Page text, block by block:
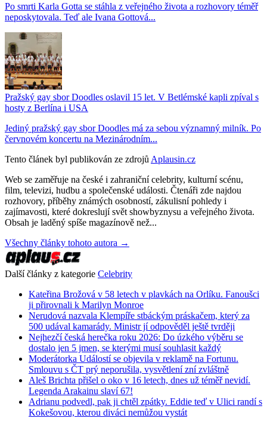
Po smrti Karla Gotta se stáhla z veřejného života a rozhovory téměř
neposkytovala. Teď ale Ivana Gottová...
Pražský gay sbor Doodles oslavil 15 let. V Betlémské kapli zpíval s
hosty z Berlína i USA
Jediný pražský gay sbor Doodles má za sebou významný milník. Po
červnovém koncertu na Mezinárodním...
Tento článek byl publikován ze zdrojů Aplausin.cz
Web se zaměřuje na české i zahraniční celebrity, kulturní scénu,
film, televizi, hudbu a společenské události. Čtenáři zde najdou
rozhovory, příběhy známých osobností, zákulisní pohledy i
zajímavosti, které dokreslují svět showbyznysu a veřejného života.
Obsah je laděný spíše magazínově než...
Všechny články tohoto autora →
Další články z kategorie Celebrity
Kateřina Brožová v 58 letech v plavkách na Orlíku. Fanoušci
ji přirovnali k Marilyn Monroe
Nerudová nazvala Klempíře stbáckým práskačem, který za
500 udával kamarády. Ministr jí odpověděl ještě tvrději
Nejhezčí česká herečka roku 2026: Do úzkého výběru se
dostalo jen 5 jmen, se kterými musí souhlasit každý
Moderátorka Událostí se objevila v reklamě na Fortunu.
Smlouvu s ČT prý neporušila, vysvětlení zní zvláštně
Aleš Brichta přišel o oko v 16 letech, dnes už téměř nevidí.
Legenda Arakainu slaví 67!
Adrianu podvedl, pak ji chtěl zpátky. Eddie teď v Ulici randí s
Kokešovou, kterou diváci nemůžou vystát